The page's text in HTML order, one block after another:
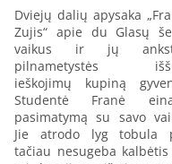
Dviejų dalių apysaka
Zujis“ apie du Glasų
vaikus ir jų
pilnametystės
ieškojimų kupiną
Studentė Franė
pasimatymą su savo
Jie atrodo lyg tobula
tačiau nesugeba